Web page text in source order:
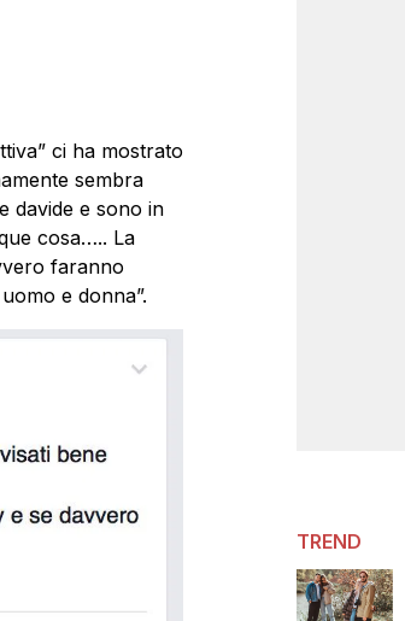
ci ha mostrato
sembra
davide e sono in
cosa….. La
faranno
e donna”.
TREND